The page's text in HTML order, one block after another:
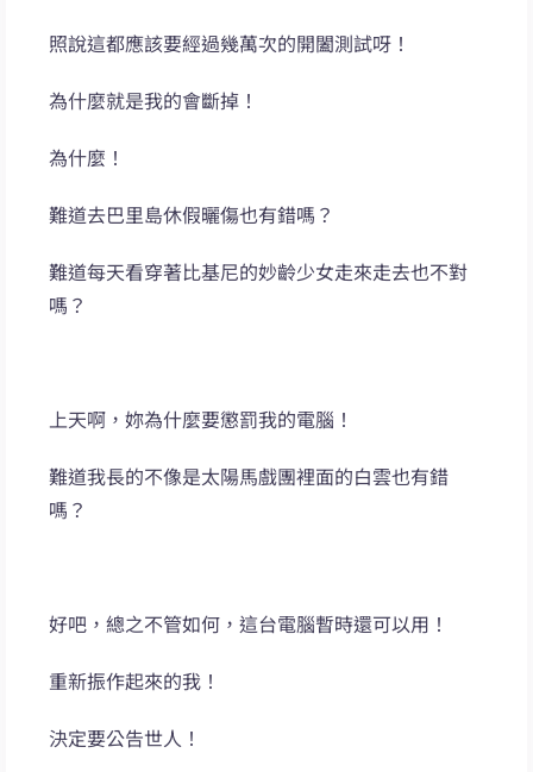
照說這都應該要經過幾萬次的開闔測試呀！
為什麼就是我的會斷掉！
為什麼！
難道去巴里島休假曬傷也有錯嗎？
難道每天看穿著比基尼的妙齡少女走來走去也不對
嗎？
上天啊，妳為什麼要懲罰我的電腦！
難道我長的不像是太陽馬戲團裡面的白雲也有錯
嗎？
好吧，總之不管如何，這台電腦暫時還可以用！
重新振作起來的我！
決定要公告世人！